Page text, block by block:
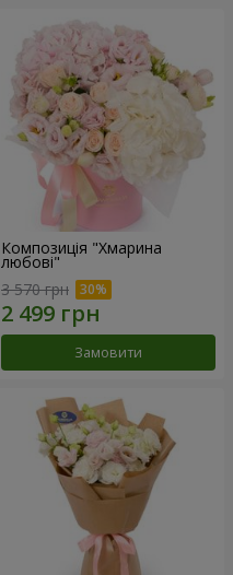
Композиція "Хмарина
любові"
3 570 грн
Замовити